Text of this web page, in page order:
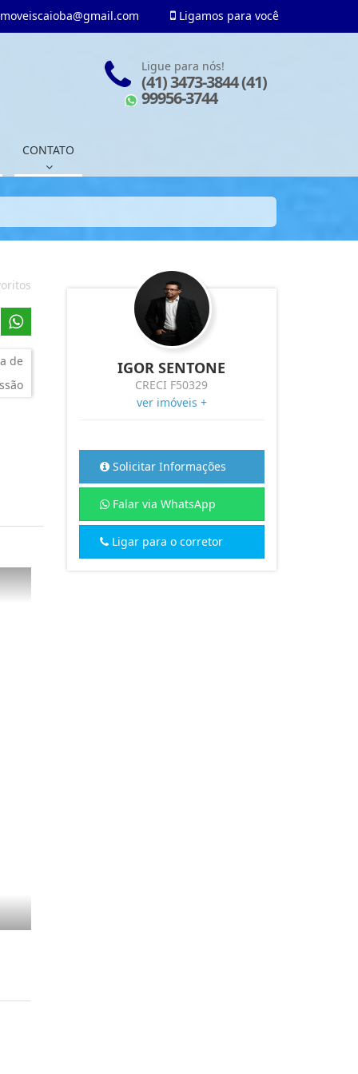
Ligamos para você
CONTATO
Ligue para nós!
(41) 3473-3844 (41)
99956-3744
de
IGOR SENTONE
CRECI F50329
ver imóveis +
Solicitar Informações
Falar via WhatsApp
Ligar para o corretor